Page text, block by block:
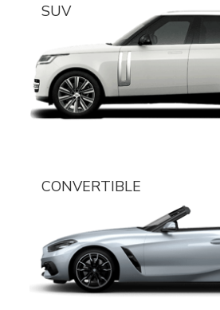
SUV
CONVERTIBLE